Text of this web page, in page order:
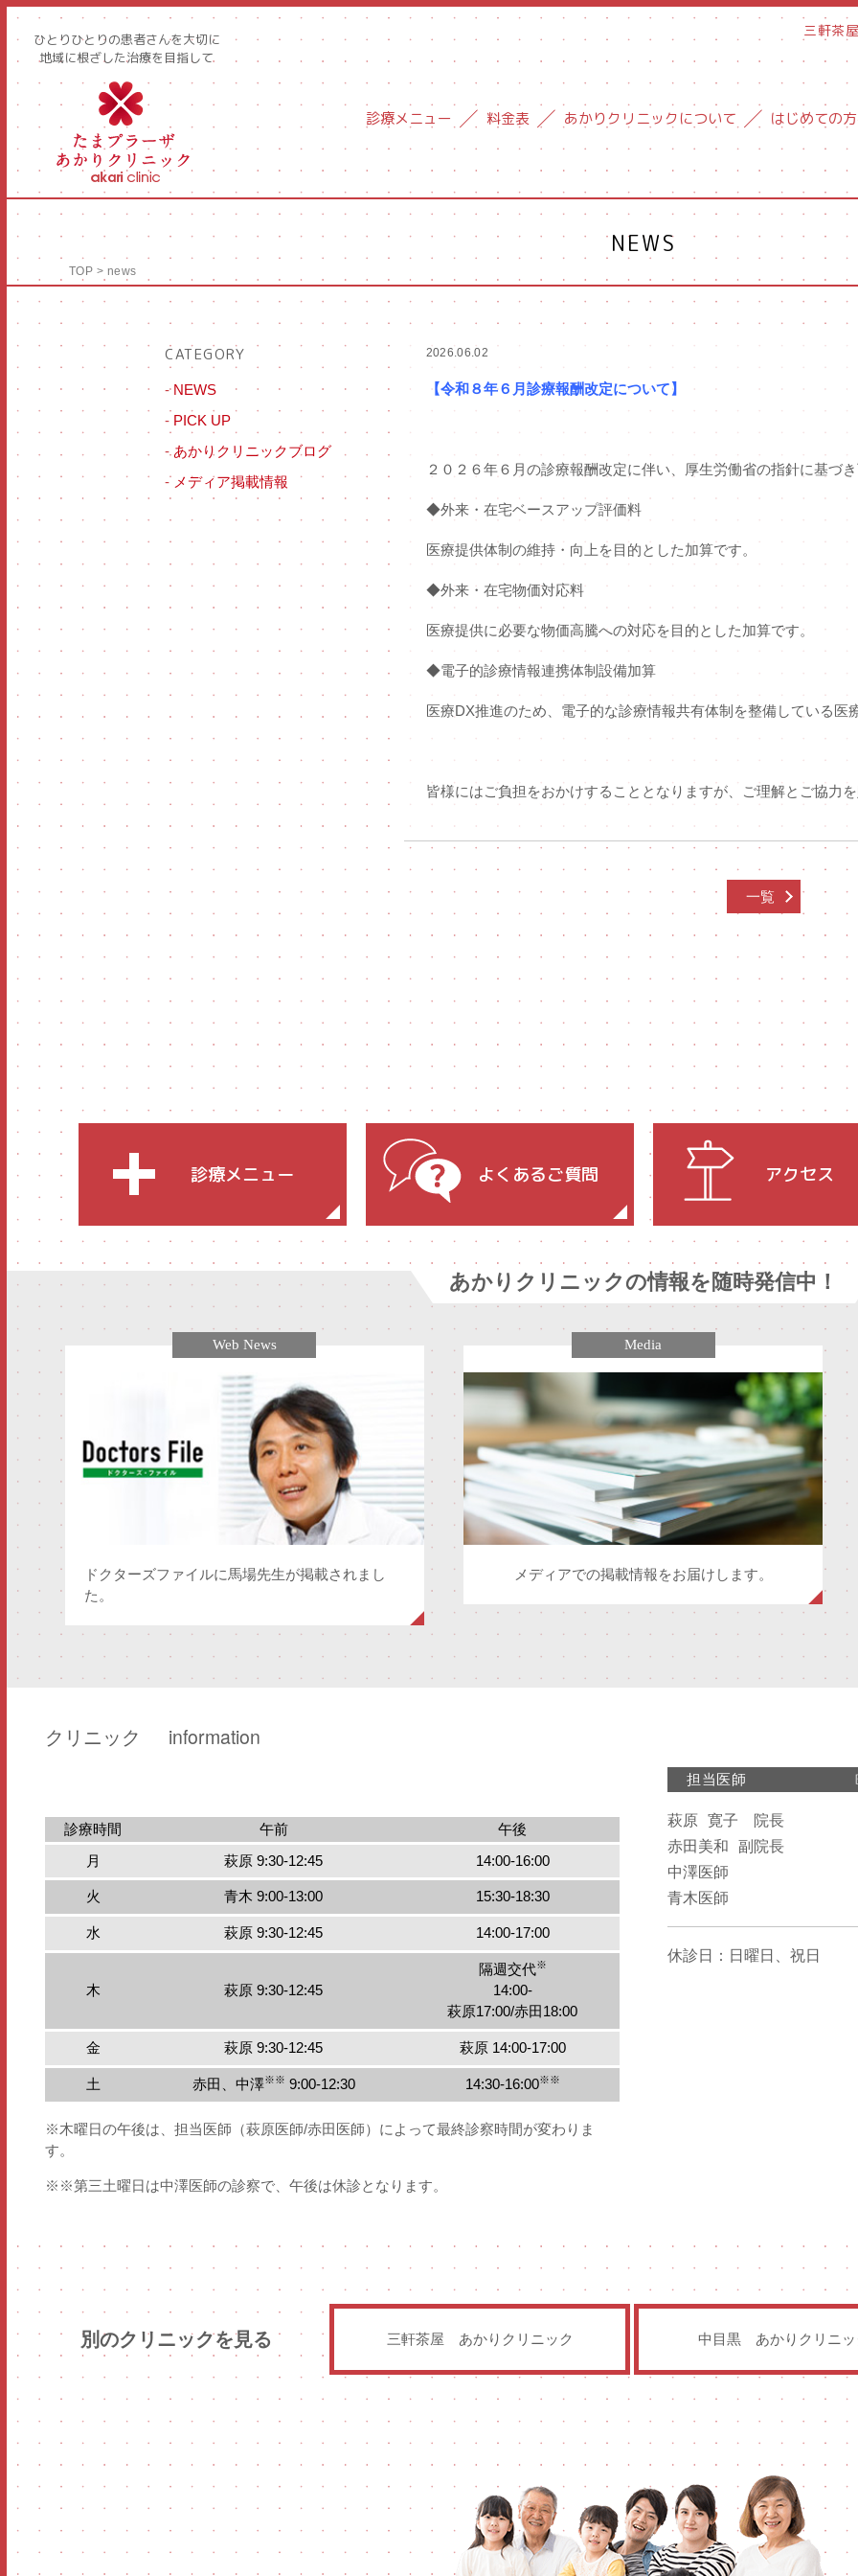
ひとりひとりの患者さんを大切に
地域に根ざした治療を目指して
三軒茶
診療メニュー 料金表 あかりクリニックについて はじめての
NEWS
TOP > news
2026.06.02
【令和８年６月診療報酬改定について】
２０２６年６月の診療報酬改定に伴い、厚生労働省の指針に基づ
◆外来・在宅ベースアップ評価料
医療提供体制の維持・向上を目的とした加算です。
◆外来・在宅物価対応料
医療提供に必要な物価高騰への対応を目的とした加算です。
◆電子的診療情報連携体制設備加算
医療DX推進のため、電子的な診療情報共有体制を整備している医
皆様にはご負担をおかけすることとなりますが、ご理解とご協力
一覧
CATEGORY
-NEWS
- PICK UP
-あかりクリニックブログ
- メディア掲載情報
診療メニュー よくあるご質問 アクセス
あかりクリニックの情報を随時発信中！
Web News
ドクターズファイルに馬場先生が掲載されまし
た。
Media
メディアでの掲載情報をお届けします。
クリニック information
診療時間 午前
午後
月
萩原 9:30-12:45 14:00-16:00
火 青木 9:00-13:00 15:30-18:30
水 萩原 9:30-12:45 14:00-17:00
木 萩原 9:30-12:45
隔週交代※
14:00-
萩原17:00/赤田18:00
金 萩原 9:30-12:45 萩原 14:00-17:00
土 赤田、中澤※※ 9:00-12:30 14:30-16:00※※
※木曜日の午後は、担当医師（萩原医師/赤田医師）によって最終診察時間が変わりま
す。
※※第三土曜日は中澤医師の診察で、午後は休診となります。
担当医師
萩原 寛子　院長
赤田美和 副院長
中澤医師
青木医師
休診日：日曜日、祝日
別のクリニックを見る 三軒茶屋 あかりクリニック 中目黒 あかりクリニ